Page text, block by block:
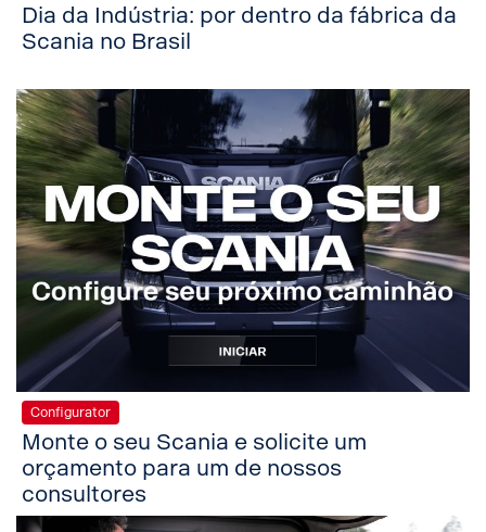
Dia da Indústria: por dentro da fábrica da
Scania no Brasil
Configurator
Monte o seu Scania e solicite um
orçamento para um de nossos
consultores